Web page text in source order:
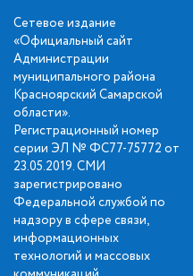
Сетевое издание
«Официальный сайт
Администрации
муниципального района
Красноярский Самарской
области».
Регистрационный номер
серии ЭЛ № ФС77-75772 от
23.05.2019. СМИ
зарегистрировано
Федеральной службой по
надзору в сфере связи,
информационных
технологий и массовых